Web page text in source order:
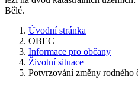
Bělé.
Úvodní stránka
OBEC
Informace pro občany
Životní situace
Potvrzování změny rodného